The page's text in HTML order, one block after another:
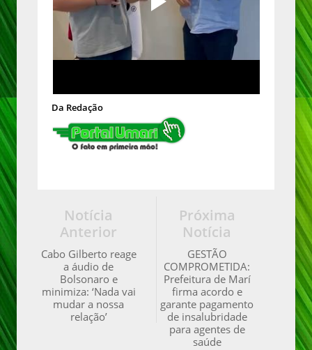
Da Redação
Próxima
Notícia
GESTÃO
COMPROMETIDA:
Prefeitura de Marí
firma acordo e
garante pagamento
de insalubridade
para agentes de
saúde
Notícia
Anterior
Cabo Gilberto reage
a áudio de
Bolsonaro e
minimiza: ‘Nada vai
mudar a nossa
relação’